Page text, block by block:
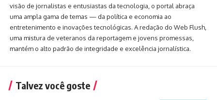
visão de jornalistas e entusiastas da tecnologia, o portal abraça
uma ampla gama de temas — da política e economia ao
entretenimento e inovações tecnológicas. A redação do Web Flush,
uma mistura de veteranos da reportagem e jovens promessas,
mantém o alto padrão de integridade e excelência jornalística.
Talvez você goste